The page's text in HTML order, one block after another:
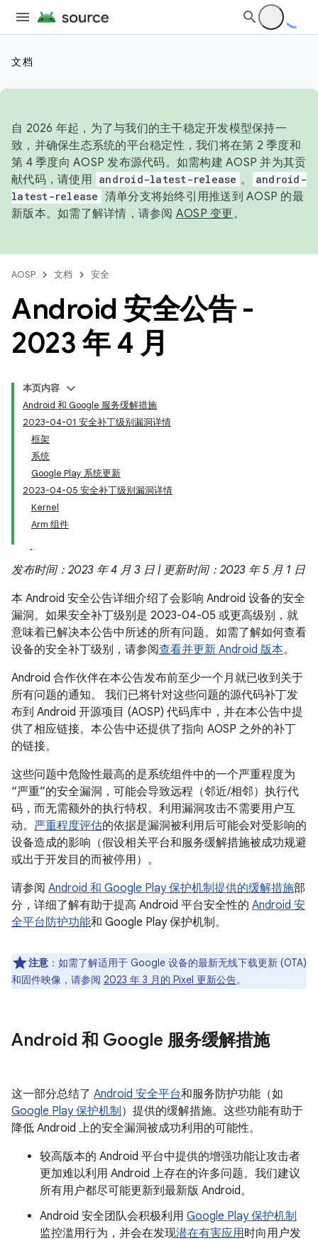
文档
自 2026 年起，为了与我们的主干稳定开发模型保持一
致，并确保生态系统的平台稳定性，我们将在第 2 季度和
第 4 季度向 AOSP 发布源代码。如需构建 AOSP 并为其贡
献代码，请使用 android-latest-release 。
android-
latest-release 清单分支将始终引用推送到 AOSP 的最
新版本。如需了解详情，请参阅 AOSP 变更。
AOSP 文档 安全
Android 安全公告 -
2023 年 4 月
本页内容
Android 和 Google 服务缓解措施
2023-04-01 安全补丁级别漏洞详情
框架
系统
Google Play 系统更新
2023-04-05 安全补丁级别漏洞详情
Kernel
Arm 组件
发布时间：2023 年 4 月 3 日 | 更新时间：2023 年 5 月 1 日
本 Android 安全公告详细介绍了会影响 Android 设备的安全
漏洞。如果安全补丁级别是 2023-04-05 或更高级别，就
意味着已解决本公告中所述的所有问题。如需了解如何查看
设备的安全补丁级别，请参阅查看并更新 Android 版本。
Android 合作伙伴在本公告发布前至少一个月就已收到关于
所有问题的通知。 我们已将针对这些问题的源代码补丁发
布到 Android 开源项目 (AOSP) 代码库中，并在本公告中提
供了相应链接。本公告中还提供了指向 AOSP 之外的补丁
的链接。
这些问题中危险性最高的是系统组件中的一个严重程度为
“严重”的安全漏洞，可能会导致远程（邻近/相邻）执行代
码，而无需额外的执行特权。利用漏洞攻击不需要用户互
动。 严重程度评估的依据是漏洞被利用后可能会对受影响的
设备造成的影响（假设相关平台和服务缓解措施被成功规避
或出于开发目的而被停用）。
请参阅 Android 和 Google Play 保护机制提供的缓解措施部
分，详细了解有助于提高 Android 平台安全性的 Android 安
全平台防护功能和 Google Play 保护机制。
注意 ：如需了解适用于 Google 设备的最新无线下载更新 (OTA)
和固件映像，请参阅 2023 年 3 月的 Pixel 更新公告。
Android 和 Google 服务缓解措施
这一部分总结了 Android 安全平台和服务防护功能（如
Google Play 保护机制 ）提供的缓解措施。这些功能有助于
降低 Android 上的安全漏洞被成功利用的可能性。
较高版本的 Android 平台中提供的增强功能让攻击者
更加难以利用 Android 上存在的许多问题。我们建议
所有用户都尽可能更新到最新版 Android。
Android 安全团队会积极利用 Google Play 保护机制
监控滥用行为，并会在发现潜在有害应用时向用户发